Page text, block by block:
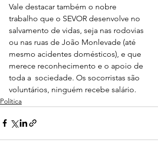
Vale destacar também o nobre
trabalho que o SEVOR desenvolve no
salvamento de vidas, seja nas rodovias
ou nas ruas de João Monlevade (até
mesmo acidentes domésticos), e que
merece reconhecimento e o apoio de
toda a  sociedade. Os socorristas são
voluntários, ninguém recebe salário.
Política